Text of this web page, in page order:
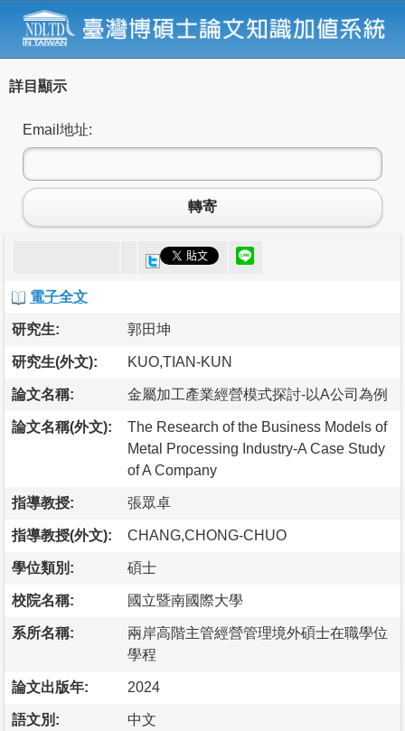
詳目顯示
Email地址:
轉寄
電子全文
研究生: 郭田坤
研究生(外文): KUO,TIAN-KUN
論文名稱: 金屬加工產業經營模式探討-以A公司為例
論文名稱(外文):
The Research of the Business Models of
Metal Processing Industry-A Case Study
of A Company
指導教授: 張眾卓
指導教授(外文): CHANG,CHONG-CHUO
學位類別: 碩士
校院名稱: 國立暨南國際大學
系所名稱:
兩岸高階主管經營管理境外碩士在職學位
學程
論文出版年: 2024
語文別: 中文